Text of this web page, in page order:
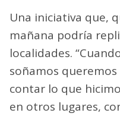
Una iniciativa que,
mañana podría
localidades.
soñamos
contar lo que
en otros lugares,